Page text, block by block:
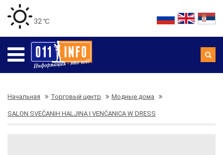
32 ℃
Начальная Торговый центр Модные дома
SALON SVEČANIH HALJINA I VENČANICA W DRESS